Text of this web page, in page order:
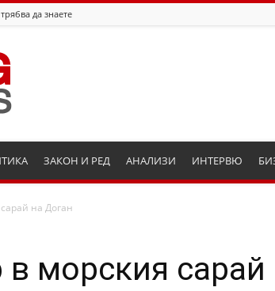
да знаете
ЗАКОН И РЕД АНАЛИЗИ ИНТЕРВЮ
на Доган
морския сарай